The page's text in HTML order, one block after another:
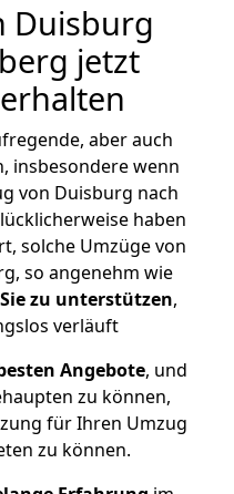
Duisburg
jetzt
aber auch
insbesondere wenn
von Duisburg nach
haben
solche Umzüge von
so angenehm wie
Sie zu unterstützen,
verläuft
Angebote, und
zu können,
für Ihren Umzug
zu können.